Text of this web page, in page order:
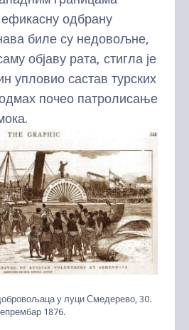
одбрану
биле су недовољне,
објаву рата, стигла је
упловио састав турских
почео патролисање
у луци Смедерево, 30.
1876.